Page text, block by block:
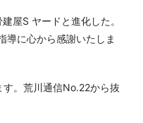
屋S ヤードと進化した。
導に心から感謝いたしま
。荒川通信No.22から抜